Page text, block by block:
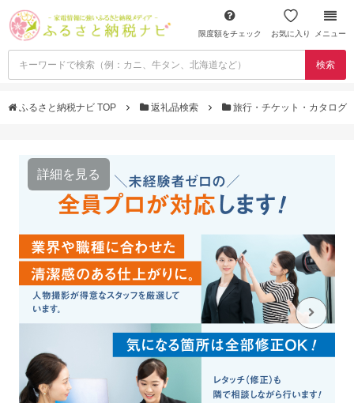
限度額をチェック お気に入り メニュー
検索
ふるさと納税ナビ TOP 返礼品検索 旅行・チケット・カタログ
詳細を見る